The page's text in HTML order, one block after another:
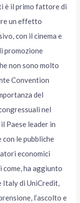
è il primo fattore di
un effetto
con il cinema e
promozione
non sono molto
Convention
del
nel
Paese leader in
le pubbliche
economici
come, ha aggiunto
Italy di UniCredit,
l’ascolto e